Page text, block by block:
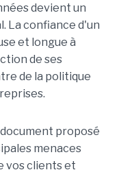
devient un
La confiance d'un
et longue à
de ses
de la politique
proposé
menaces
vos clients et